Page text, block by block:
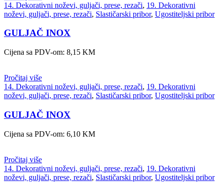
14. Dekorativni noževi, guljači, prese, rezači, 19. Dekorativni
noževi, guljači, prese, rezači, Slastičarski pribor, Ugostiteljski pribor
GULJAČ INOX
Cijena sa PDV-om: 8,15 KM
Pročitaj više
14. Dekorativni noževi, guljači, prese, rezači, 19. Dekorativni
noževi, guljači, prese, rezači, Slastičarski pribor, Ugostiteljski pribor
GULJAČ INOX
Cijena sa PDV-om: 6,10 KM
Pročitaj više
14. Dekorativni noževi, guljači, prese, rezači, 19. Dekorativni
noževi, guljači, prese, rezači, Slastičarski pribor, Ugostiteljski pribor